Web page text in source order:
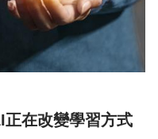
在改變學習方式